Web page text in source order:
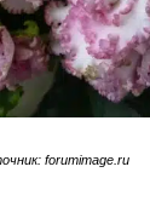
forumimage.ru